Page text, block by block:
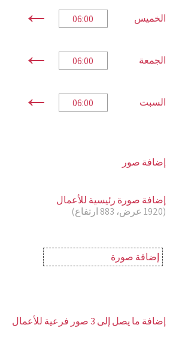
الخميس ←
الجمعة ←
السبت ←
إضافة صور
إضافة صورة رئيسية للأعمال
(1920 عرض، 883 ارتفاع)
إضافة صورة
إضافة ما يصل إلى 3 صور فرعية للأعمال